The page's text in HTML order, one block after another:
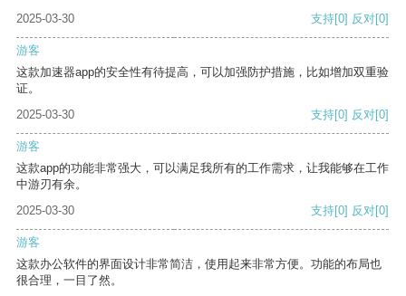
2025-03-30 支持[0] 反对[0]
游客
这款加速器app的安全性有待提高，可以加强防护措施，比如增加双重验
证。
2025-03-30
支持[0] 反对[0]
游客
这款app的功能非常强大，可以满足我所有的工作需求，让我能够在工作
中游刃有余。
2025-03-30
支持[0] 反对[0]
游客
这款办公软件的界面设计非常简洁，使用起来非常方便。功能的布局也
很合理，一目了然。